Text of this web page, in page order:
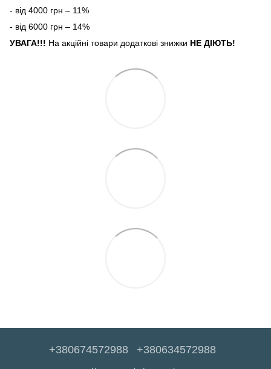
- від 4000 грн – 11%
- від 6000 грн – 14%
УВАГА!!! На акційні товари додаткові знижки НЕ ДІЮТЬ!
+380674572988 +380634572988